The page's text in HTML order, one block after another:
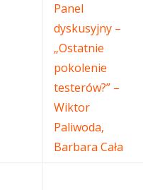
Panel
dyskusyjny –
„Ostatnie
pokolenie
testerów?” –
Wiktor
Paliwoda,
Barbara Cała